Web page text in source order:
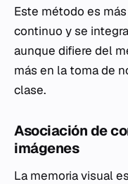
Este método es
continuo y se
aunque difiere del
más en la toma de
clase.
Asociación de
imágenes
La memoria visual